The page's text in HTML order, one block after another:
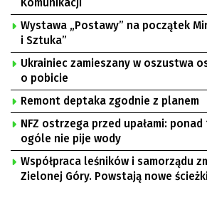
Komunikacji
Wystawa „Postawy” na początek
i Sztuka”
Ukrainiec zamieszany w oszustwa
o pobicie
Remont deptaka zgodnie z planem
NFZ ostrzega przed upałami: ponad
ogóle nie pije wody
Współpraca leśników i samorządu
Zielonej Góry. Powstają nowe